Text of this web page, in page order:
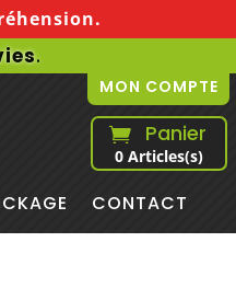
.
MON COMPTE
 Panier
0Articles(s)
CONTACT